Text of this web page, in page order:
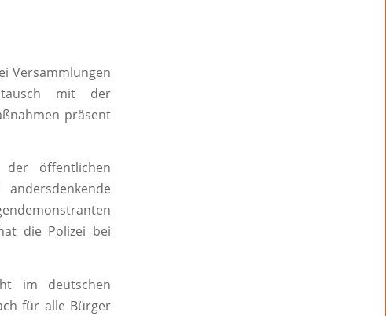
Versammlungen
mit der
präsent
öffentlichen
die Polizei bei
im deutschen
für alle Bürger